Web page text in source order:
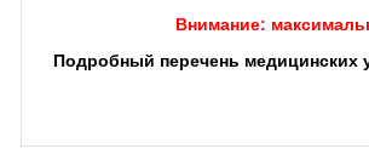
Внимание:
Подробный перечень медицинских